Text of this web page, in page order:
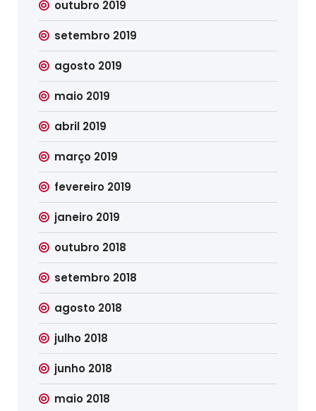
outubro 2019
setembro 2019
agosto 2019
maio 2019
abril 2019
março 2019
fevereiro 2019
janeiro 2019
outubro 2018
setembro 2018
agosto 2018
julho 2018
junho 2018
maio 2018